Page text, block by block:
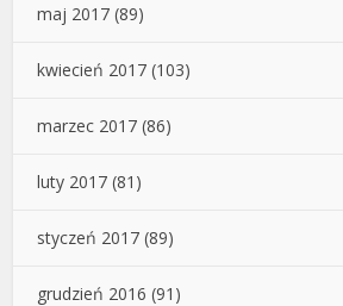
maj 2017 (89)
kwiecień 2017 (103)
marzec 2017 (86)
luty 2017 (81)
styczeń 2017 (89)
grudzień 2016 (91)